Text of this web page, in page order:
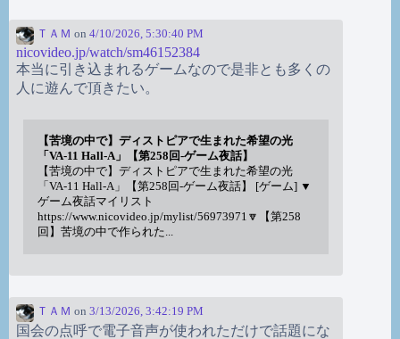
ＴＡＭ on 4/10/2026, 5:30:40 PM
nicovideo.jp/watch/sm46152384
本当に引き込まれるゲームなので是非とも多くの
人に遊んで頂きたい。
【苦境の中で】ディストピアで生まれた希望の光
「VA-11 Hall-A」【第258回-ゲーム夜話】
【苦境の中で】ディストピアで生まれた希望の光
「VA-11 Hall-A」【第258回-ゲーム夜話】 [ゲーム] ▼
ゲーム夜話マイリスト
https://www.nicovideo.jp/mylist/56973971🔽【第258
回】苦境の中で作られた...
ＴＡＭ on 3/13/2026, 3:42:19 PM
国会の点呼で電子音声が使われただけで話題にな